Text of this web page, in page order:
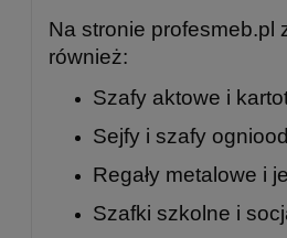
Na stronie profesmeb.pl
również:
Szafy aktowe i
Sejfy i szafy
Regały metalowe i
Szafki szkolne i